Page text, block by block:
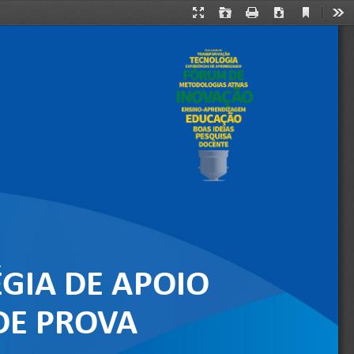
Presentation
Open Print Download
Current
DE APOIO
PROVA